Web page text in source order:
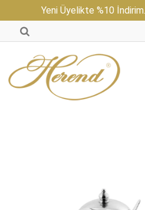
Yeni Üyelikte %10